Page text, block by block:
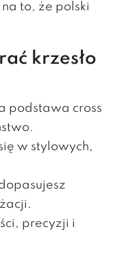
to, że polski
krzesło
podstawa cross
w stylowych,
precyzji i